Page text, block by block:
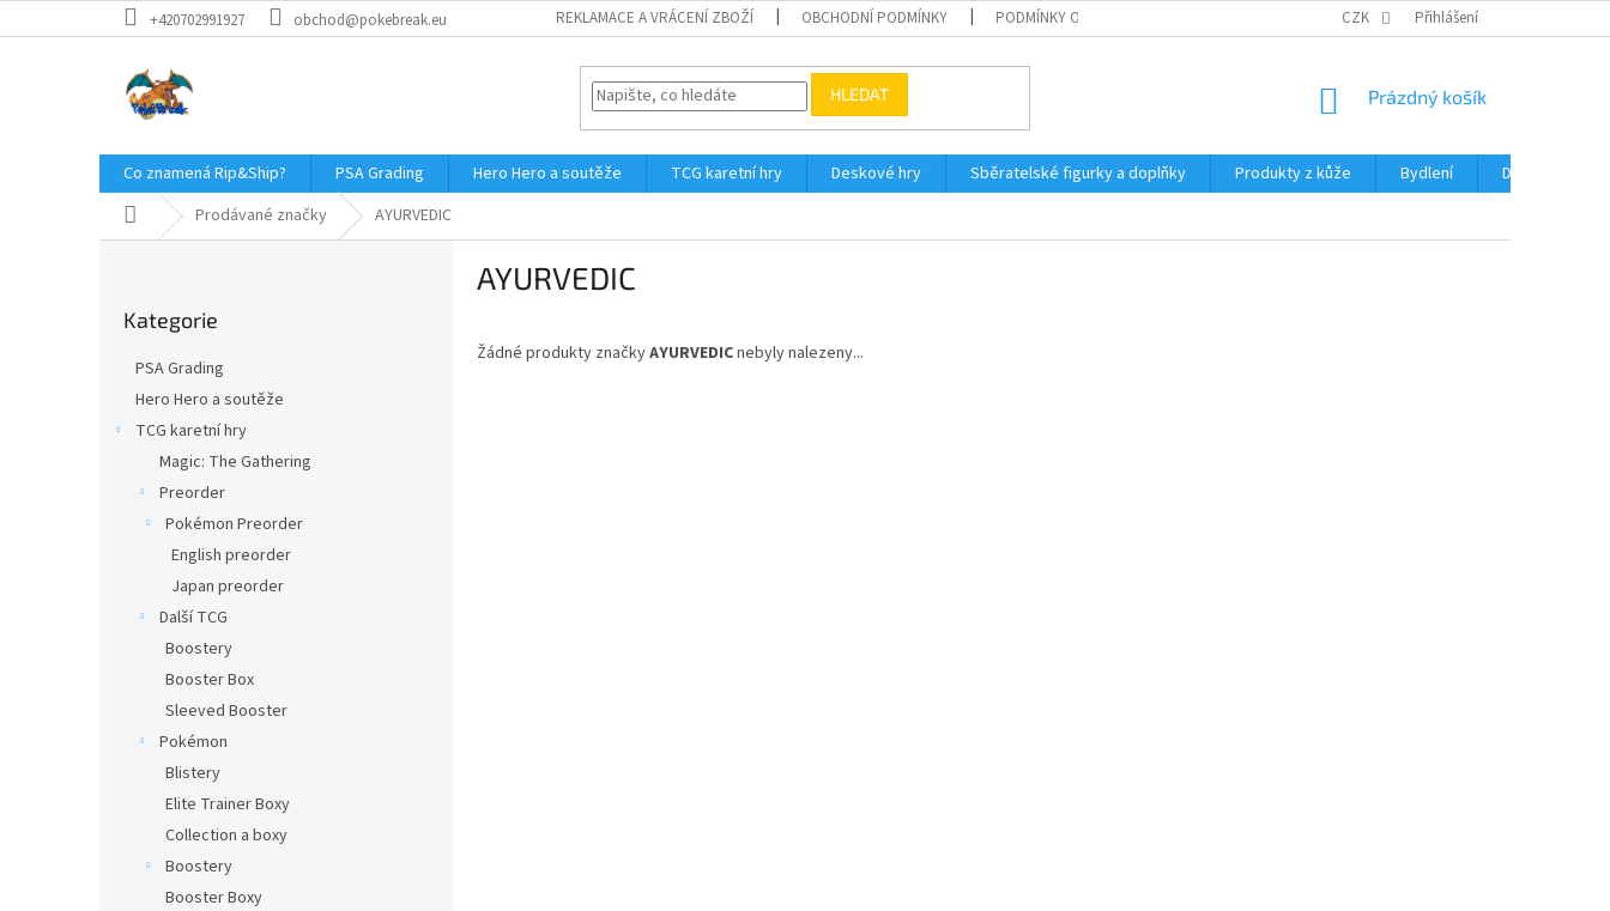
na
+420702991927 obchod@pokebreak.eu REKLAMACE A VRÁCENÍ ZBOŽÍ OBCHODNÍ PODMÍNKY PODMÍNKY OCHRANY OSOBNÍCH ÚDAJŮ CZK Přihlášení
HLEDAT
NÁKUPNÍ
Prázdný košík
Co znamená Rip&Ship? PSA Grading Hero Hero a soutěže TCG karetní hry Deskové hry Sběratelské figurky a doplňky Produkty z kůže Bydlení
Domácnost
Domů Prodávané značky AYURVEDIC
kategorie
Kategorie
PSA Grading
Hero Hero a soutěže
TCG karetní hry
Magic: The Gathering
Preorder
Pokémon Preorder
English preorder
Japan preorder
Další TCG
Boostery
Booster Box
Sleeved Booster
Pokémon
Blistery
Elite Trainer Boxy
Collection a boxy
Boostery
Booster Boxy
AYURVEDIC
Žádné produkty značkyAYURVEDICnebyly nalezeny...